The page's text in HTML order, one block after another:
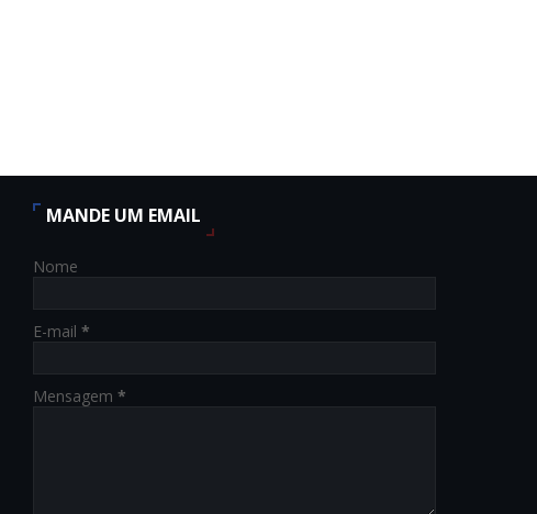
MANDE UM EMAIL
Nome
E-mail*
Mensagem*